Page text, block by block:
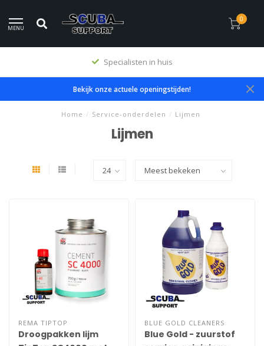
MENU
0
Specialisten in huis
Bekijk onze actuele openingstijden!
Home / Service-onderdelen / Lijmen
Lijmen
REMA TIPTOP
Droogpakken lijm
BLUE GOLD CLEANERS
Blue Gold - zuurstof